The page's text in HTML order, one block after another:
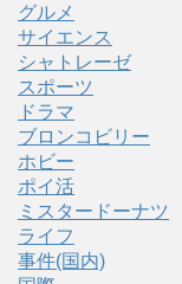
グルメ
サイエンス
シャトレーゼ
スポーツ
ドラマ
ブロンコビリー
ホビー
ポイ活
ミスタードーナツ
ライフ
事件(国内)